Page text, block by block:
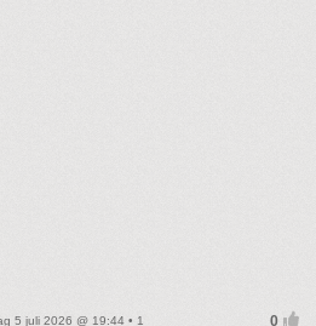
5 juli 2026 @ 19:44 • 1